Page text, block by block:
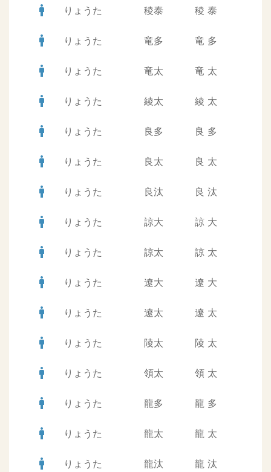
man りょうた 稜泰 稜 泰
man りょうた 竜多 竜 多
man りょうた 竜太 竜 太
man りょうた 綾太 綾 太
man りょうた 良多 良 多
man りょうた 良太 良 太
man りょうた 良汰 良 汰
man りょうた 諒大 諒 大
man りょうた 諒太 諒 太
man りょうた 遼大 遼 大
man りょうた 遼太 遼 太
man りょうた 陵太 陵 太
man りょうた 領太 領 太
man りょうた 龍多 龍 多
man りょうた 龍太 龍 太
man りょうた 龍汰 龍 汰